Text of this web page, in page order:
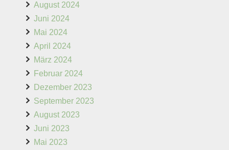
August 2024
Juni 2024
Mai 2024
April 2024
März 2024
Februar 2024
Dezember 2023
September 2023
August 2023
Juni 2023
Mai 2023